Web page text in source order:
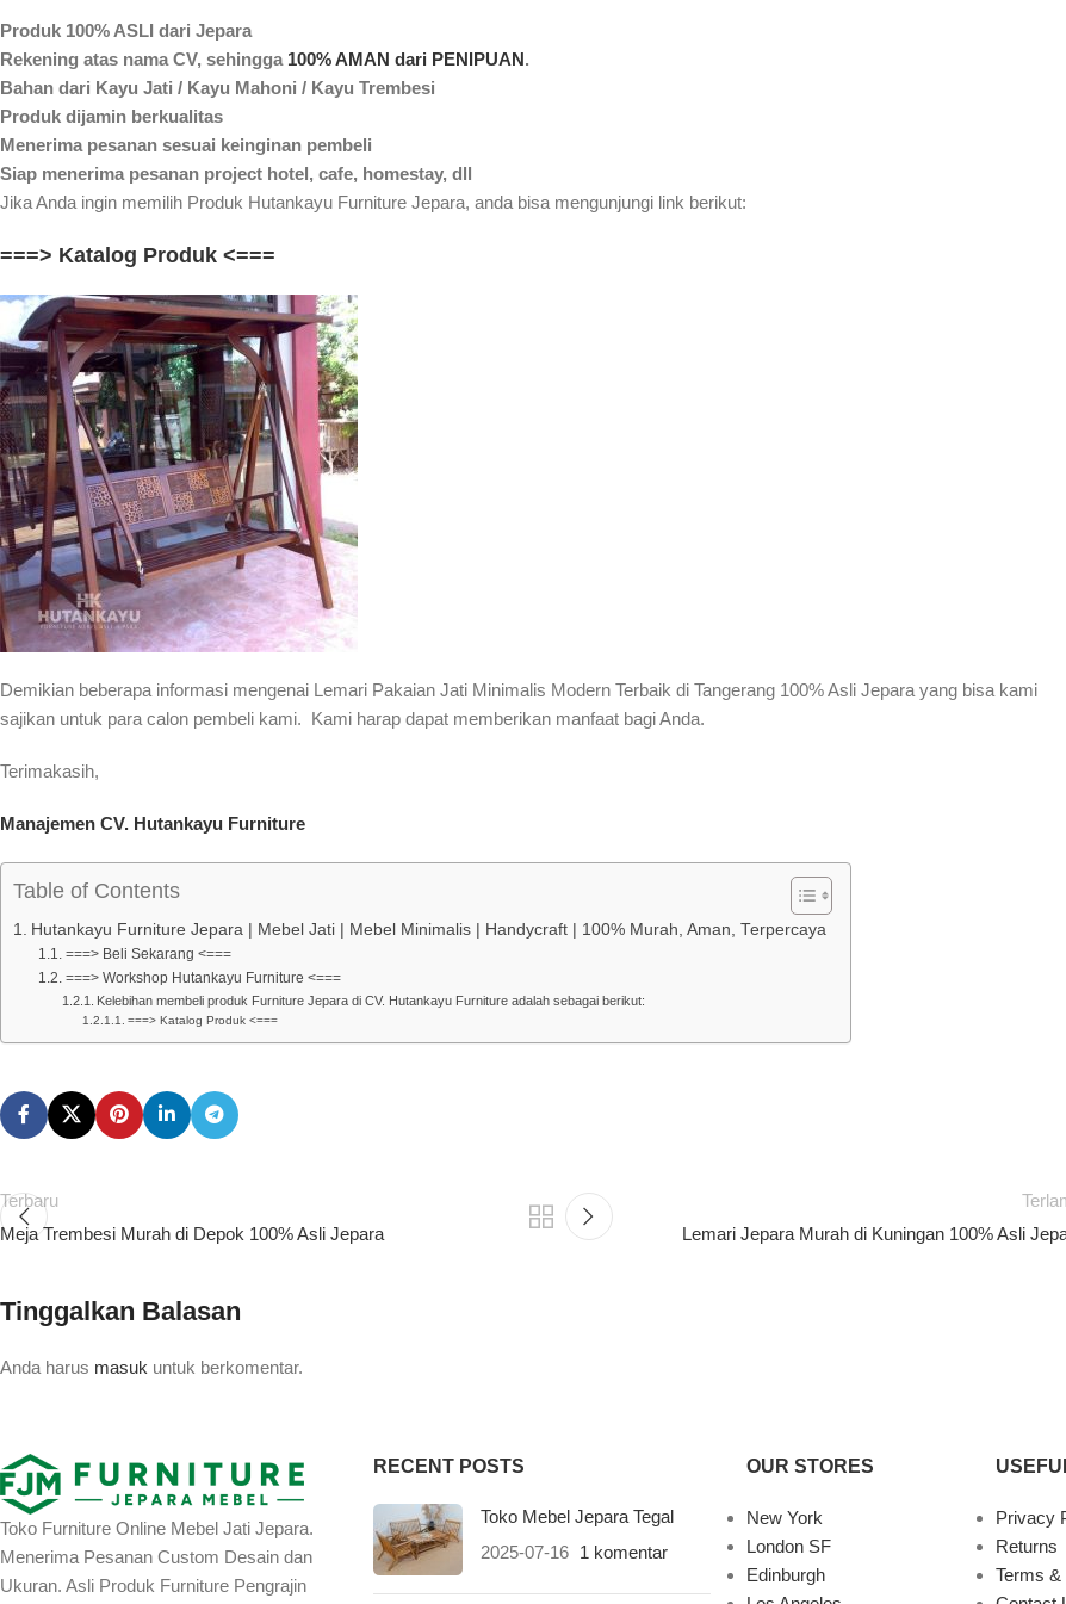
Produk 100% ASLI dari Jepara
Rekening atas nama CV, sehingga 100% AMAN dari PENIPUAN.
Bahan dari Kayu Jati / Kayu Mahoni / Kayu Trembesi
Produk dijamin berkualitas
Menerima pesanan sesuai keinginan pembeli
Siap menerima pesanan project hotel, cafe, homestay, dll
Jika Anda ingin memilih Produk Hutankayu Furniture Jepara, anda bisa mengunjungi link berikut:
===> Katalog Produk <===
Demikian beberapa informasi mengenai Lemari Pakaian Jati Minimalis Modern Terbaik di Tangerang 100% Asli Jepara yang bisa kami
sajikan untuk para calon pembeli kami. Kami harap dapat memberikan manfaat bagi Anda.
Terimakasih,
Manajemen CV. Hutankayu Furniture
Table of Contents
Hutankayu Furniture Jepara | Mebel Jati | Mebel Minimalis | Handycraft | 100% Murah, Aman, Terpercaya
===> Beli Sekarang <===
===> Workshop Hutankayu Furniture <===
Kelebihan membeli produk Furniture Jepara di CV. Hutankayu Furniture adalah sebagai berikut:
===> Katalog Produk <===
Terbaru
Meja Trembesi Murah di Depok 100% Asli Jepara
Lemari Jepara Murah di Kuningan 100% Asli
Tinggalkan Balasan
Anda harus masuk untuk berkomentar.
Toko Furniture Online Mebel Jati Jepara.
Menerima Pesanan Custom Desain dan
Ukuran. Asli Produk Furniture Pengrajin
RECENT POSTS
Toko Mebel Jepara Tegal
2025-07-16 1 komentar
OUR STORES
New York
London SF
Edinburgh
Privacy
Returns
Terms &